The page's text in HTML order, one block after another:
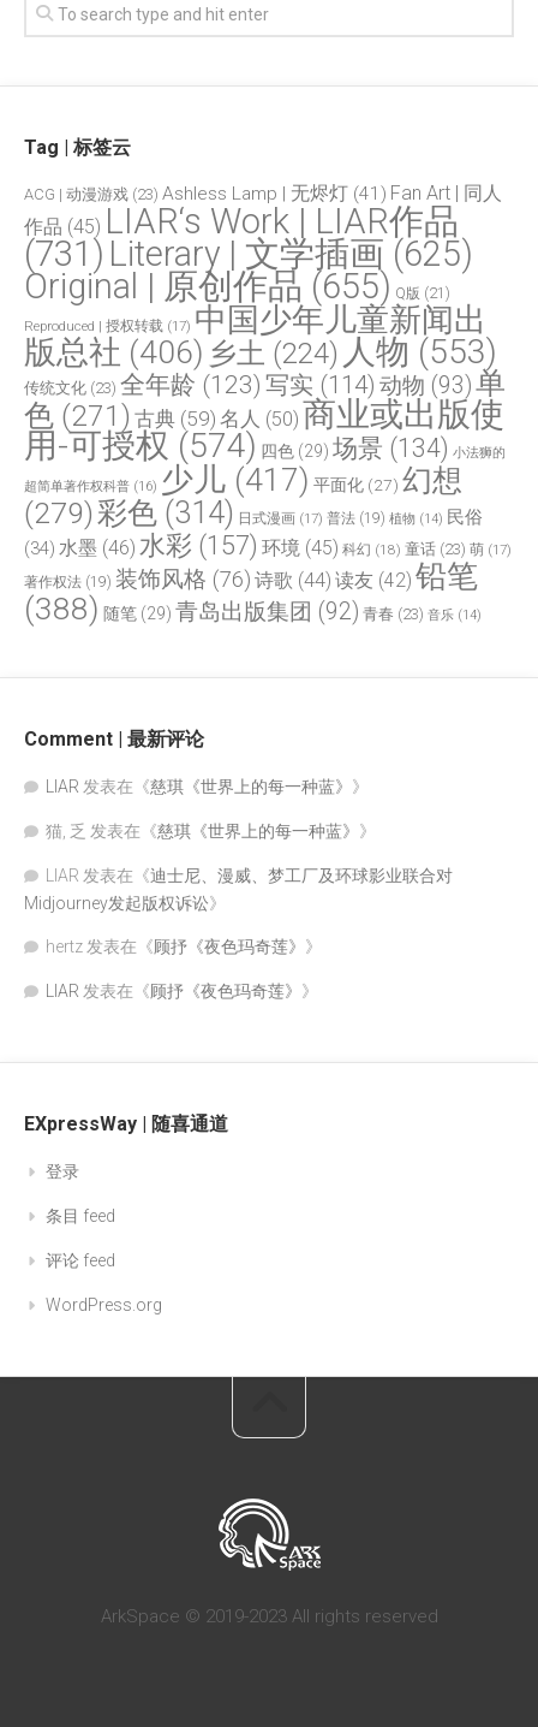
Tag | 标签云
ACG | 动漫游戏 (23) Ashless Lamp | 无烬灯 (41) Fan Art | 同人
作品 (45) LIAR‘s Work | LIAR作品
(731) Literary | 文学插画 (625)
Original | 原创作品 (655) Q版 (21)
Reproduced | 授权转载 (17) 中国少年儿童新闻出
版总社 (406) 乡土 (224) 人物 (553)
传统文化 (23) 全年龄 (123) 写实 (114) 动物 (93)单
色 (271) 古典 (59) 名人 (50) 商业或出版使
用-可授权 (574) 四色 (29) 场景 (134) 小法狮的
超简单著作权科普 (16) 少儿 (417) 平面化 (27) 幻想
(279)彩色 (314) 日式漫画 (17) 普法 (19) 植物 (14) 民俗
(34) 水墨 (46) 水彩 (157) 环境 (45) 科幻 (18) 童话 (23) 萌 (17)
著作权法 (19) 装饰风格 (76) 诗歌 (44) 读友 (42) 铅笔
(388) 随笔 (29) 青岛出版集团 (92) 青春 (23) 音乐 (14)
Comment | 最新评论
LIAR 发表在《慈琪《世界上的每一种蓝》 》
猫, 乏 发表在《慈琪《世界上的每一种蓝》 》
LIAR 发表在《迪士尼、漫威、梦工厂及环球影业联合对
Midjourney发起版权诉讼》
hertz发表在《顾抒《夜色玛奇莲》 》
LIAR 发表在《顾抒《夜色玛奇莲》 》
EXpressWay | 随喜通道
登录
条目 feed
评论 feed
WordPress.org
ArkSpace © 2019-2023 All rights reserved